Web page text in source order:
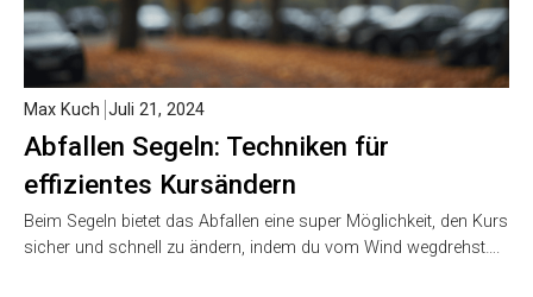
Abfallen Segeln: Techniken für
effizientes Kursändern
Max Kuch Juli 21, 2024
Beim Segeln bietet das Abfallen eine super Möglichkeit, den Kurs
sicher und schnell zu ändern, indem du vom Wind wegdrehst….